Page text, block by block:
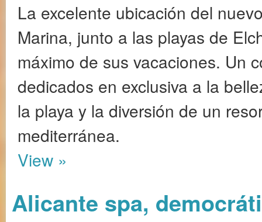
La excelente ubicación del
Marina, junto a las playas de
máximo de sus vacaciones. Un
dedicados en exclusiva a la
la playa y la diversión de un
mediterránea.
View »
Alicante spa,